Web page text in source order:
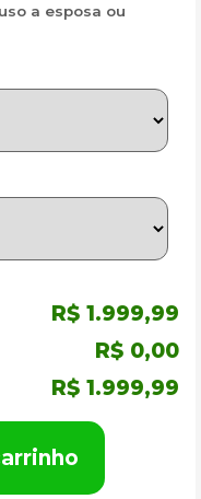
a esposa ou
R$ 1.999,99
R$ 0,00
R$ 1.999,99